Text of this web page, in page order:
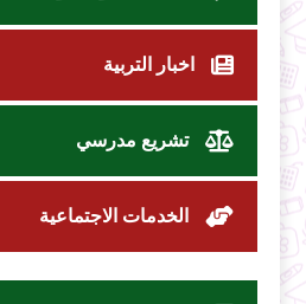
اخبار التربية
تشريع مدرسي
الخدمات الاجتماعية